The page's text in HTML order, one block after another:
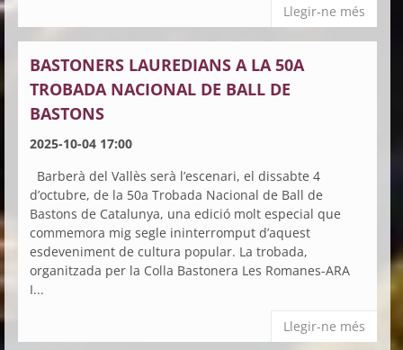
Llegir-ne més
BASTONERS LAUREDIANS A LA 50A
TROBADA NACIONAL DE BALL DE
BASTONS
2025-10-04 17:00
Barberà del Vallès serà l’escenari, el dissabte 4
d’octubre, de la 50a Trobada Nacional de Ball de
Bastons de Catalunya, una edició molt especial que
commemora mig segle ininterromput d’aquest
esdeveniment de cultura popular. La trobada,
organitzada per la Colla Bastonera Les Romanes-ARA
I...
Llegir-ne més